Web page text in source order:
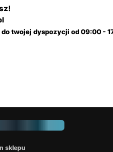
twojej dyspozycji od 09:00 -
sklepu